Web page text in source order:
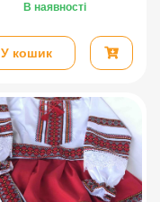
В наявності
У кошик